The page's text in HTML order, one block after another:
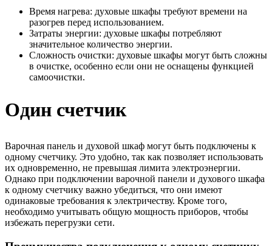
Время нагрева: духовые шкафы требуют времени на
разогрев перед использованием.
Затраты энергии: духовые шкафы потребляют
значительное количество энергии.
Сложность очистки: духовые шкафы могут быть сложны
в очистке, особенно если они не оснащены функцией
самоочистки.
Один счетчик
Варочная панель и духовой шкаф могут быть подключены к
одному счетчику. Это удобно, так как позволяет использовать
их одновременно, не превышая лимита электроэнергии.
Однако при подключении варочной панели и духового шкафа
к одному счетчику важно убедиться, что они имеют
одинаковые требования к электричеству. Кроме того,
необходимо учитывать общую мощность приборов, чтобы
избежать перегрузки сети.